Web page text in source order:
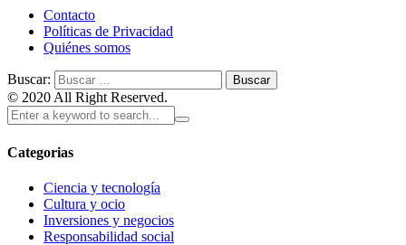
Contacto
Políticas de Privacidad
Quiénes somos
Buscar:
© 2020 All Right Reserved.
Categorias
Ciencia y tecnología
Cultura y ocio
Inversiones y negocios
Responsabilidad social